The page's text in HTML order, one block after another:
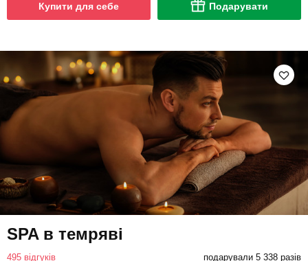
Купити для себе Подарувати
SPA в темряві
495 відгуків подарували 5 338 разів